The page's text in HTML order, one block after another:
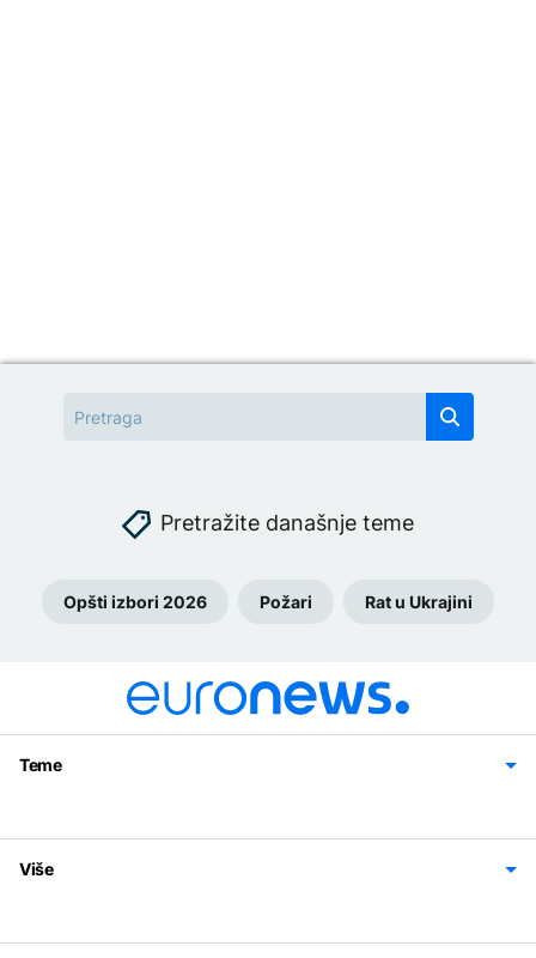
Pretražite današnje teme
Opšti izbori 2026 Požari Rat u Ukrajini
Teme
Svijet
Sport
Magazin
Više
Politika privatnosti
Uslovi korišćenja